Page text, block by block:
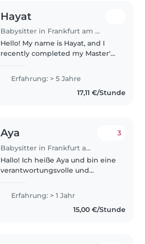
Hayat
Babysitter in Frankfurt am Main
Hello! My name is Hayat, and I
recently completed my Master's
continue building my long-term
professional career, I am looking
for a role that I genuinely..
Erfahrung: > 5 Jahre
17,11 €/Stunde
Aya
Babysitter in Frankfurt am Main
3
Hallo! Ich heiße Aya und bin eine
verantwortungsvolle und
derzeit am Studienkolleg in
Magdeburg und suche einen
Babysitter-Job neben meinem
Erfahrung: > 1 Jahr
15,00 €/Stunde